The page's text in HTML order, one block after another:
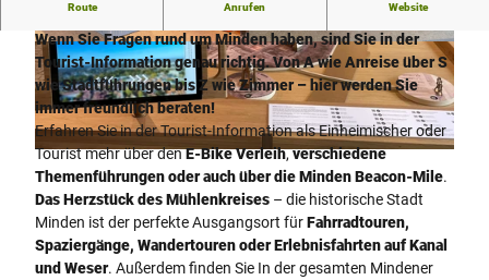
© Stadt Minden |CC-BY-SA
© Stadt Minden |CC-BY-SA © Minden Marketing GmbH |
Route Anrufen Website
Tourist-Information Minden
Wenn Sie Fragen rund um Minden haben, sind Sie in der
Tourist-Information genau richtig. Von A wie Anreise über S
wie Stadtführungen bis Z wie Zimmer – hier werden Sie
immer freundlich beraten!
Erfahren Sie in der Tourist-Information als Einheimischer oder
Tourist mehr über denE-Bike Verleih,verschiedene
Themenführungen oder auch über die Minden Beacon-Mile.
Das Herzstück des Mühlenkreises – die historische Stadt
Minden ist der perfekte Ausgangsort fürFahrradtouren,
Spaziergänge, Wandertouren oder Erlebnisfahrten auf Kanal
und Weser. Außerdem finden Sie In der gesamten Mindener